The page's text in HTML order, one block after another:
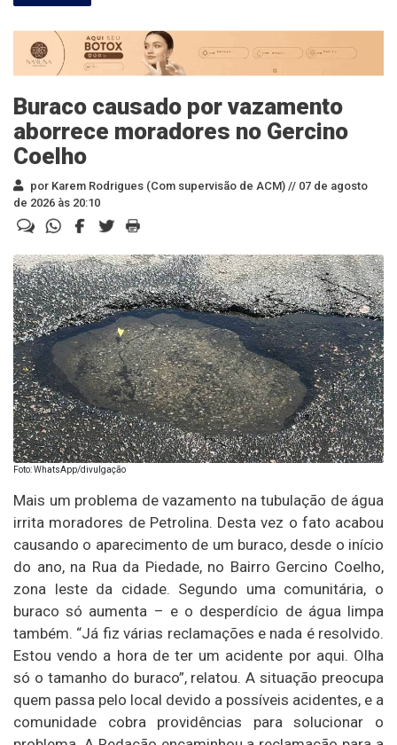
Buraco causado por vazamento
aborrece moradores no Gercino
Coelho
por Karem Rodrigues (Com supervisão de ACM) // 07 de agosto
de 2026 às 20:10
Foto: WhatsApp/divulgação
Mais um problema de vazamento na tubulação de água
irrita moradores de Petrolina. Desta vez o fato acabou
causando o aparecimento de um buraco, desde o início
do ano, na Rua da Piedade, no Bairro Gercino Coelho,
zona leste da cidade. Segundo uma comunitária, o
buraco só aumenta – e o desperdício de água limpa
também. “Já fiz várias reclamações e nada é resolvido.
Estou vendo a hora de ter um acidente por aqui. Olha
só o tamanho do buraco”, relatou. A situação preocupa
quem passa pelo local devido a possíveis acidentes, e a
comunidade cobra providências para solucionar o